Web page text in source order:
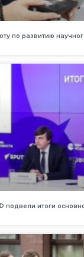
по развитию
итоги